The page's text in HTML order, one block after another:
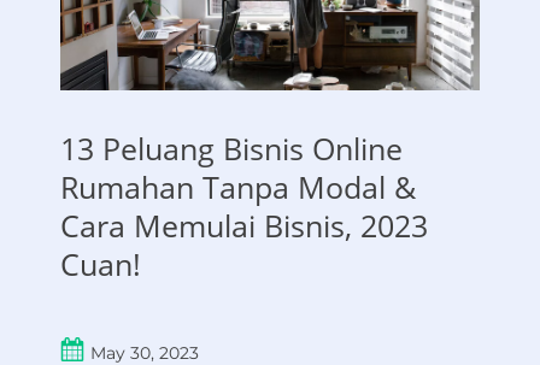
13 Peluang Bisnis Online
Rumahan Tanpa Modal &
Cara Memulai Bisnis, 2023
Cuan!
May 30, 2023